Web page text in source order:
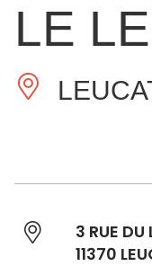
LE
3 RUE DU
11370